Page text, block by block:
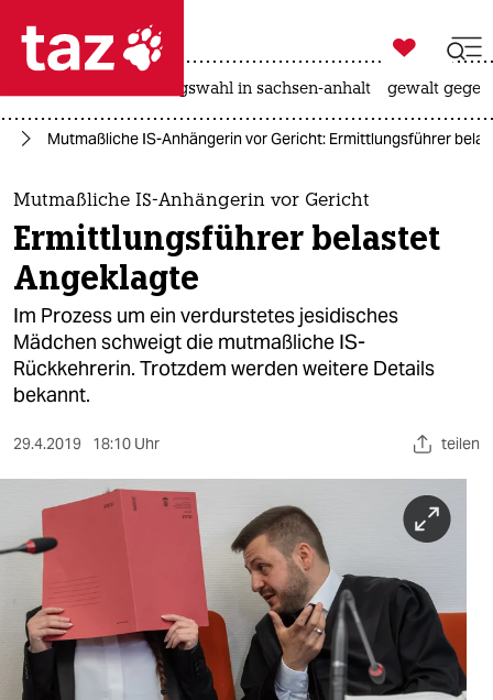
 taz zahl ich
taz zahl ich
themen
politik
öko
gesellschaft
kultur
sport
berlin
nord
wahrheit
verlag
verlag

taz zahl ich
landtagswahl in sachsen-anhalt gewalt
Mutmaßliche IS-Anhängerin vor Gericht: Ermittlungsführer
Mutmaßliche IS-Anhängerin vor Gericht
Ermittlungsführer belastet
Angeklagte
Im Prozess um ein verdurstetes jesidisches
Mädchen schweigt die mutmaßliche IS-
Rückkehrerin. Trotzdem werden weitere Details
bekannt.
29.4.2019 18:10 Uhr teilen